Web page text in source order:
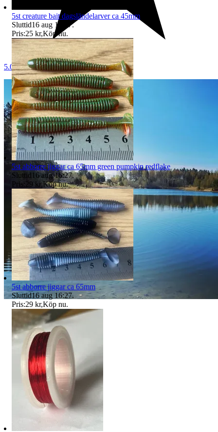
5.0
5st creature bait dagsländelarver ca 45mm
Sluttid16 aug 16:27.
Pris:25 kr,Köp nu.
5st abborre jiggar ca 65mm green pumpkin redflake
Sluttid 16 aug 16:27.
Pris: 29 kr,Köp nu.
5st abborre jiggar ca 65mm
Sluttid16 aug 16:27.
Pris:29 kr,Köp nu.